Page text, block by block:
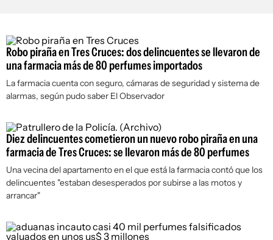
Robo piraña en Tres Cruces: dos delincuentes se llevaron de
una farmacia más de 80 perfumes importados
La farmacia cuenta con seguro, cámaras de seguridad y sistema de
alarmas, según pudo saber El Observador
Diez delincuentes cometieron un nuevo robo piraña en una
farmacia de Tres Cruces: se llevaron más de 80 perfumes
Una vecina del apartamento en el que está la farmacia contó que los
delincuentes "estaban desesperados por subirse a las motos y
arrancar"